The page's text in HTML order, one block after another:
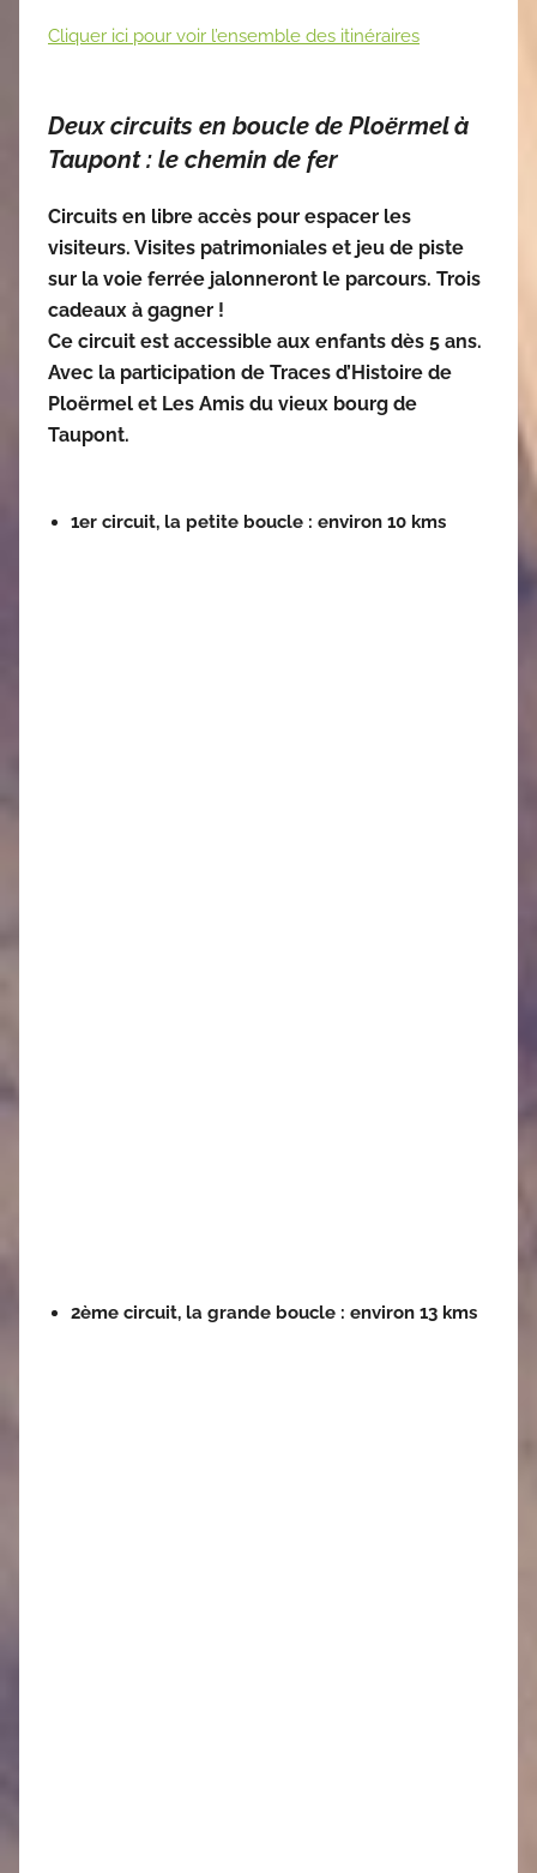
Cliquer ici pour voir l’ensemble des itinéraires
Deux circuits en boucle de Ploërmel à
Taupont : le chemin de fer
Circuits en libre accès pour espacer les
visiteurs. Visites patrimoniales et jeu de piste
sur la voie ferrée jalonneront le parcours. Trois
cadeaux à gagner !
Ce circuit est accessible aux enfants dès 5 ans.
Avec la participation de Traces d’Histoire de
Ploërmel et Les Amis du vieux bourg de
Taupont.
1er circuit, la petite boucle : environ 10 kms
2ème circuit, la grande boucle : environ 13 kms